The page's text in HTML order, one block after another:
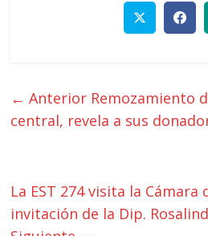
← Anterior Remozamiento
central, revela a sus
La EST 274 visita la Cámara
invitación de la Dip.